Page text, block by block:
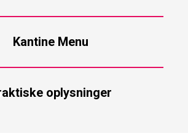
Kantine Menu
oplysninger